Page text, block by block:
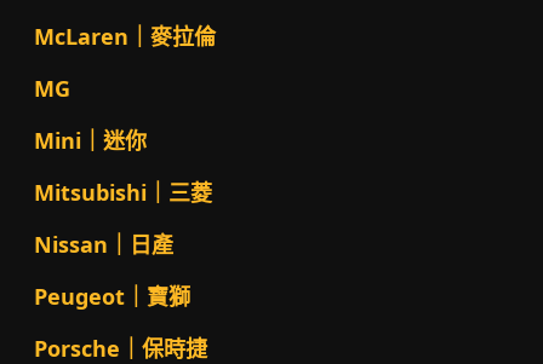
McLaren｜麥拉倫
MG
Mini｜迷你
Mitsubishi｜三菱
Nissan｜日產
Peugeot｜寶獅
Porsche｜保時捷